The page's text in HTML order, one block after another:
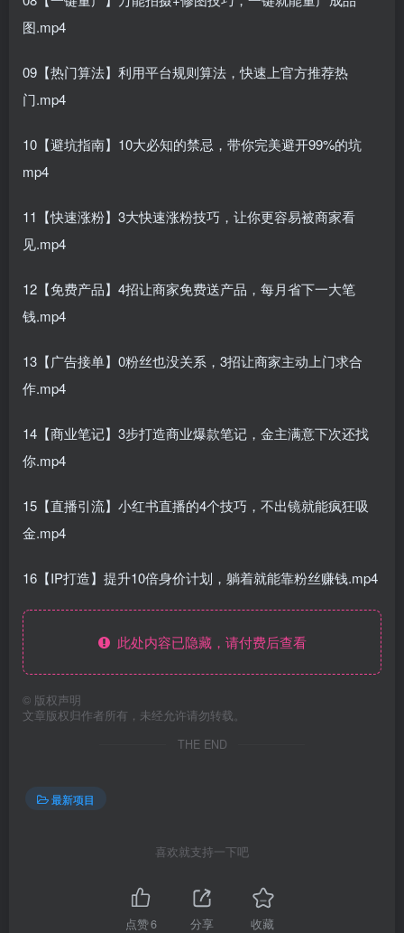
图.mp4
09【热门算法】利用平台规则算法，快速上官方推荐热
门.mp4
10【避坑指南】10大必知的禁忌，带你完美避开99%的坑
mp4
11【快速涨粉】3大快速涨粉技巧，让你更容易被商家看
见.mp4
12【免费产品】4招让商家免费送产品，每月省下一大笔
钱.mp4
13【广告接单】0粉丝也没关系，3招让商家主动上门求合
作.mp4
14【商业笔记】3步打造商业爆款笔记，金主满意下次还找
你.mp4
15【直播引流】小红书直播的4个技巧，不出镜就能疯狂吸
金.mp4
16【IP打造】提升10倍身价计划，躺着就能靠粉丝赚钱.mp4
此处内容已隐藏，请付费后查看
© 版权声明
文章版权归作者所有，未经允许请勿转载。
THE END
最新项目
喜欢就支持一下吧
点赞6 分享 收藏